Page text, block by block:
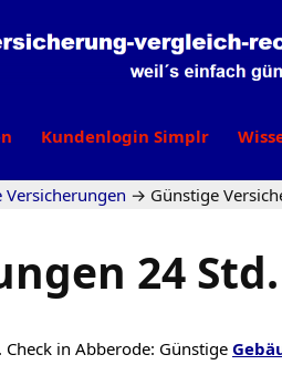
Kundenlogin Simplr
Versicherungen → Günstige
24
in Abberode: Günstige